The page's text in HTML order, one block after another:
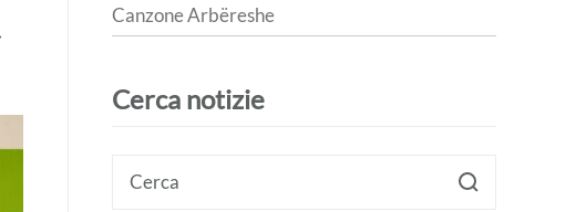
Canzone Arbëreshe
Cerca notizie